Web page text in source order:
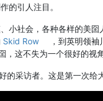
的引人注目。
小社会，各种各样的美
Skid Row
，到英明领
这不失为一个很好的视角
的采访者。这是第一次